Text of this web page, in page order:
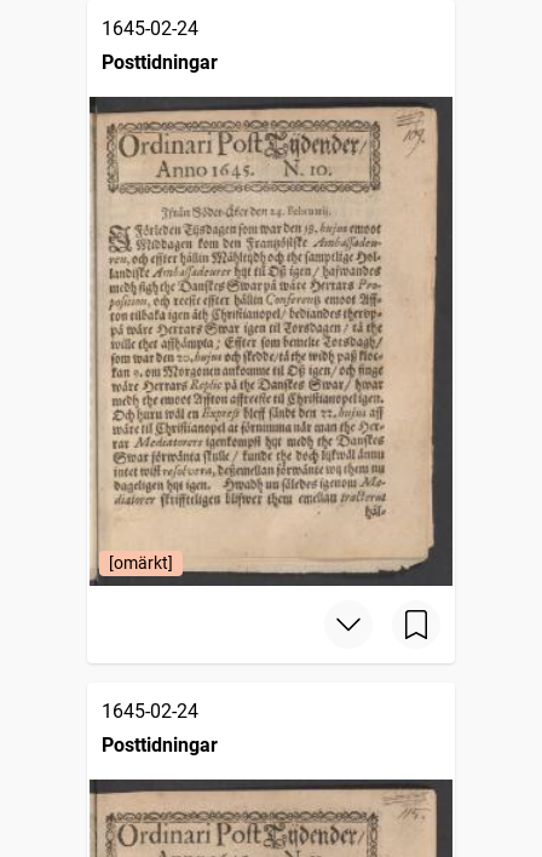
1645-02-24
Posttidningar
[omärkt]
1645-02-24
Posttidningar